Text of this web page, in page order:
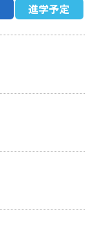
進学予定